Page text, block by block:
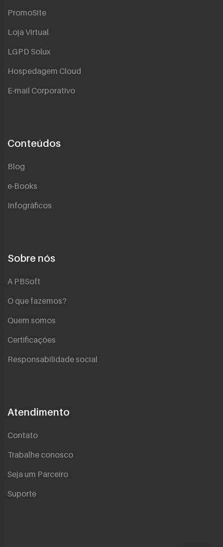
PromoSite
Loja Virtual
LGPD Solux
Hospedagem Cloud
E-mail Corporativo
Conteúdos
Blog
e-Books
Infográficos
Sobre nós
A PBSoft
O que fazemos?
Quem somos
Certificações
Responsabilidade social
Atendimento
Contato
Trabalhe conosco
Seja um Parceiro
Suporte